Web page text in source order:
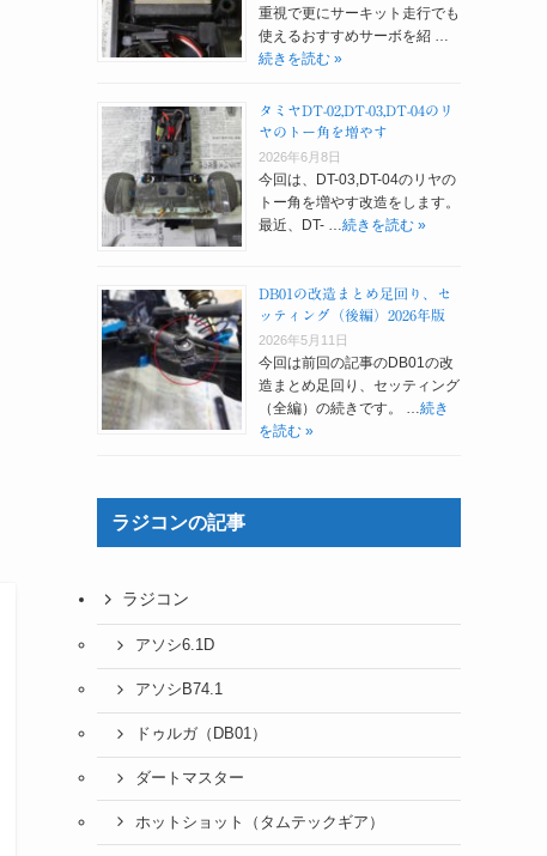
重視で更にサーキット走行でも
使えるおすすめサーボを紹 …
続きを読む »
タミヤDT-02,DT-03,DT-04のリ
ヤのトー角を増やす
2026年6月8日
今回は、DT-03,DT-04のリヤの
トー角を増やす改造をします。
最近、DT- …続きを読む »
DB01の改造まとめ足回り、セ
ッティング（後編）2026年版
2026年5月11日
今回は前回の記事のDB01の改
造まとめ足回り、セッティング
（全編）の続きです。 …続き
を読む »
ラジコンの記事
ラジコン
アソシ6.1D
アソシB74.1
ドゥルガ（DB01）
ダートマスター
ホットショット（タムテックギア）